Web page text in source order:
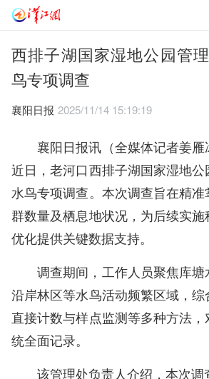
西排子湖国家湿地公园管
鸟专项调查
襄阳日报 2025/11/14 15:19:19
襄阳日报讯（全媒体记者姜雁
近日，老河口西排子湖国家湿地
水鸟专项调查。本次调查旨在精
群数量及栖息地状况，为后续实
优化提供关键数据支持。
调查期间，工作人员聚焦库
沿岸林区等水鸟活动频繁区域，综
直接计数与样点监测等多种方法
统全面记录。
该管理处负责人介绍，本次